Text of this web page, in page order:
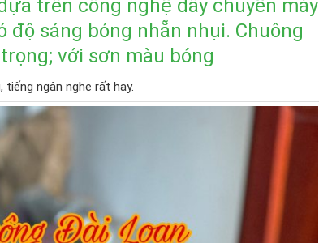
trên công nghệ dây chuyền máy
độ sáng bóng nhẵn nhụi. Chuông
với sơn màu bóng
ngân nghe rất hay.